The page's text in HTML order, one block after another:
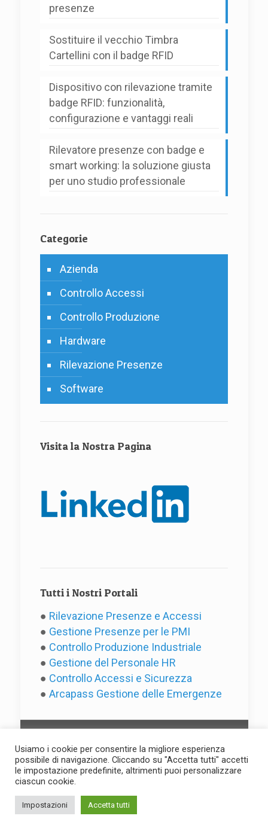
presenze
Sostituire il vecchio Timbra
Cartellini con il badge RFID
Dispositivo con rilevazione tramite
badge RFID: funzionalità,
configurazione e vantaggi reali
Rilevatore presenze con badge e
smart working: la soluzione giusta
per uno studio professionale
Categorie
Azienda
Controllo Accessi
Controllo Produzione
Hardware
Rilevazione Presenze
Software
Visita la Nostra Pagina
Tutti i Nostri Portali
● Rilevazione Presenze e Accessi
● Gestione Presenze per le PMI
● Controllo Produzione Industriale
● Gestione del Personale HR
● Controllo Accessi e Sicurezza
● Arcapass Gestione delle Emergenze
(C) 2025 by Evotre s.r.l. - P.IVA
Usiamo i cookie per consentire la migliore esperienza
possibile di navigazione. Cliccando su "Accetta tutti" accetti
le impostazione predefinite, altrimenti puoi personalizzare
ciascun cookie.
Impostazioni Accetta tutti